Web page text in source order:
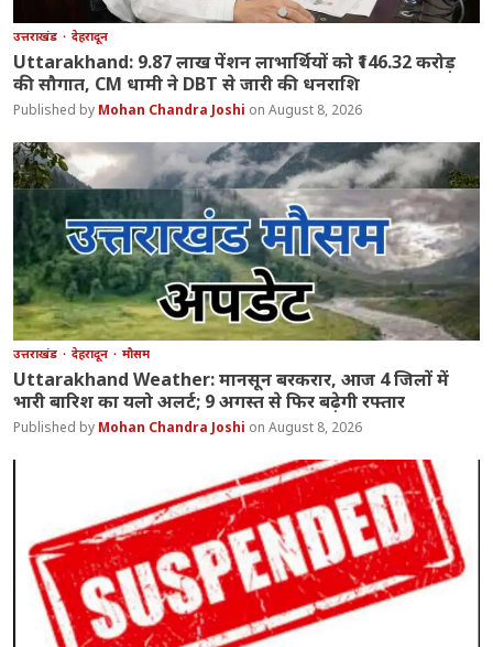
उत्तराखंड देहरादून
Uttarakhand: 9.87 लाख पेंशन लाभार्थियों को ₹146.32 करोड़
की सौगात, CM धामी ने DBT से जारी की धनराशि
Mohan Chandra Joshi August 8, 2026
उत्तराखंड देहरादून मौसम
Uttarakhand Weather: मानसून बरकरार, आज 4 जिलों में
भारी बारिश का यलो अलर्ट; 9 अगस्त से फिर बढ़ेगी रफ्तार
Mohan Chandra Joshi August 8, 2026